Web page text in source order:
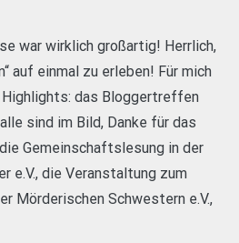
war wirklich großartig! Herrlich,
auf einmal zu erleben! Für mich
das Bloggertreffen
sind im Bild, Danke für das
Gemeinschaftslesung in der
e.V., die Veranstaltung zum
Mörderischen Schwestern e.V.,